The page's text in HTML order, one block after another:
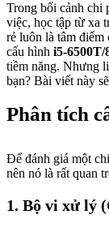
Trong bối cảnh chi
việc, học tập từ xa
rẻ luôn là tâm
cấu hình i5-6500T/
tiềm năng. Nhưng
bạn? Bài viết này
Phân tích
Để đánh giá một
nên nó là rất quan
1. Bộ vi xử lý